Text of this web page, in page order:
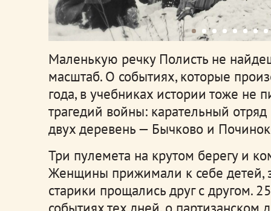
Маленькую речку Полисть не
масштаб. О событиях, которые
года, в учебниках истории тоже не
трагедий войны: карательный
двух деревень — Бычково и
Три пулемета на крутом берегу и
Женщины прижимали к себе детей,
старики прощались друг с другом.